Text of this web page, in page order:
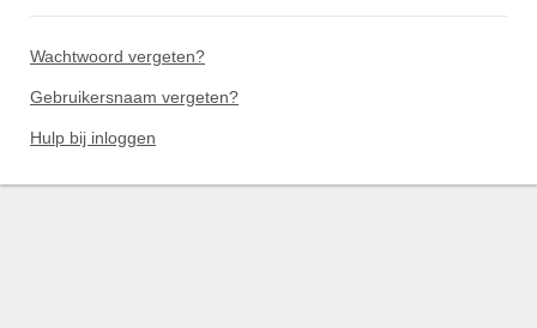
Wachtwoord vergeten?
Gebruikersnaam vergeten?
Hulp bij inloggen